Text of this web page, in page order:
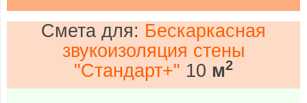
Смета для: Бескаркасная
звукоизоляция стены
"Стандарт+" 10 м2